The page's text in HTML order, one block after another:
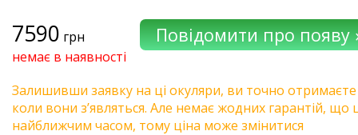
7590 грн
немає в наявності
Залишивши заявку на ці окуляри, ви точно
коли вони з’являться. Але немає жодних гарантій, що
найближчим часом, тому ціна може змінитися